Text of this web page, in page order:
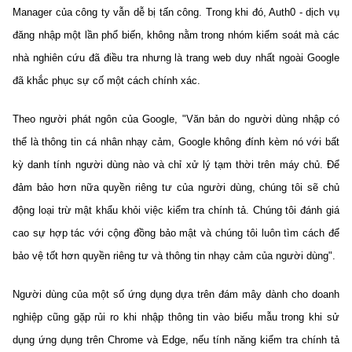
Manager của công ty vẫn dễ bị tấn công. Trong khi đó, Auth0 - dịch vụ
đăng nhập một lần phổ biến, không nằm trong nhóm kiểm soát mà các
nhà nghiên cứu đã điều tra nhưng là trang web duy nhất ngoài Google
đã khắc phục sự cố một cách chính xác.
Theo người phát ngôn của Google, "Văn bản do người dùng nhập có
thể là thông tin cá nhân nhạy cảm, Google không đính kèm nó với bất
kỳ danh tính người dùng nào và chỉ xử lý tạm thời trên máy chủ. Để
đảm bảo hơn nữa quyền riêng tư của người dùng, chúng tôi sẽ chủ
động loại trừ mật khẩu khỏi việc kiểm tra chính tả. Chúng tôi đánh giá
cao sự hợp tác với cộng đồng bảo mật và chúng tôi luôn tìm cách để
bảo vệ tốt hơn quyền riêng tư và thông tin nhạy cảm của người dùng".
Người dùng của một số ứng dụng dựa trên đám mây dành cho doanh
nghiệp cũng gặp rủi ro khi nhập thông tin vào biểu mẫu trong khi sử
dụng ứng dụng trên Chrome và Edge, nếu tính năng kiểm tra chính tả